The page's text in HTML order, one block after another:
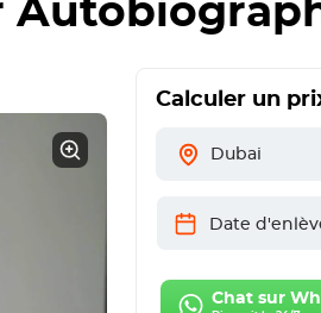
Calculer un
Dubai
Date
Chat sur